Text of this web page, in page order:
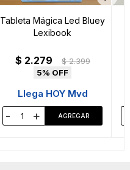
Tableta Mágica Led Bluey
Lexibook
$ 2.279 $ 2.399
5
Llega HOY Mvd
- +